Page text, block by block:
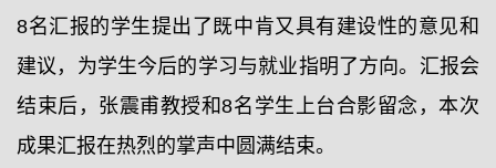
8名汇报的学生提出了既中肯又具有建设性的意见和
建议，为学生今后的学习与就业指明了方向。汇报会
结束后，张震甫教授和8名学生上台合影留念，本次
成果汇报在热烈的掌声中圆满结束。